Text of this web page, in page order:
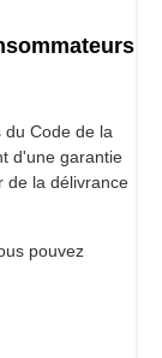
1,3 l,
les
impossible
Code de la
d'une garantie
de la délivrance
pouvez